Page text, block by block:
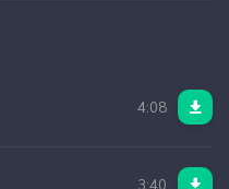
4:08
3:40